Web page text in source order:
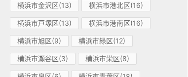
横浜市金沢区(13) 横浜市港北区(16)
横浜市戸塚区(13) 横浜市港南区(16)
横浜市旭区(9) 横浜市緑区(12)
横浜市瀬谷区(3) 横浜市栄区(8)